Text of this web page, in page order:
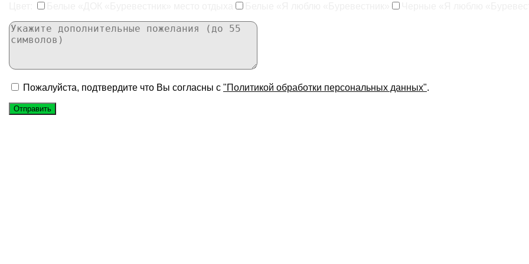
Пожалуйста, подтвердите что Вы согласны с "Политикой обработки персональных данных".